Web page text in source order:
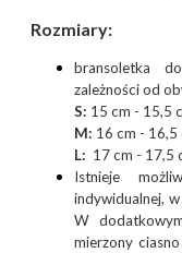
Rozmiary:
bransoletka
zależności od
S: 15 cm - 15,5
M: 16 cm - 16,5
L: 17 cm - 17,5
Istnieje
indywidualnej,
W
mierzony